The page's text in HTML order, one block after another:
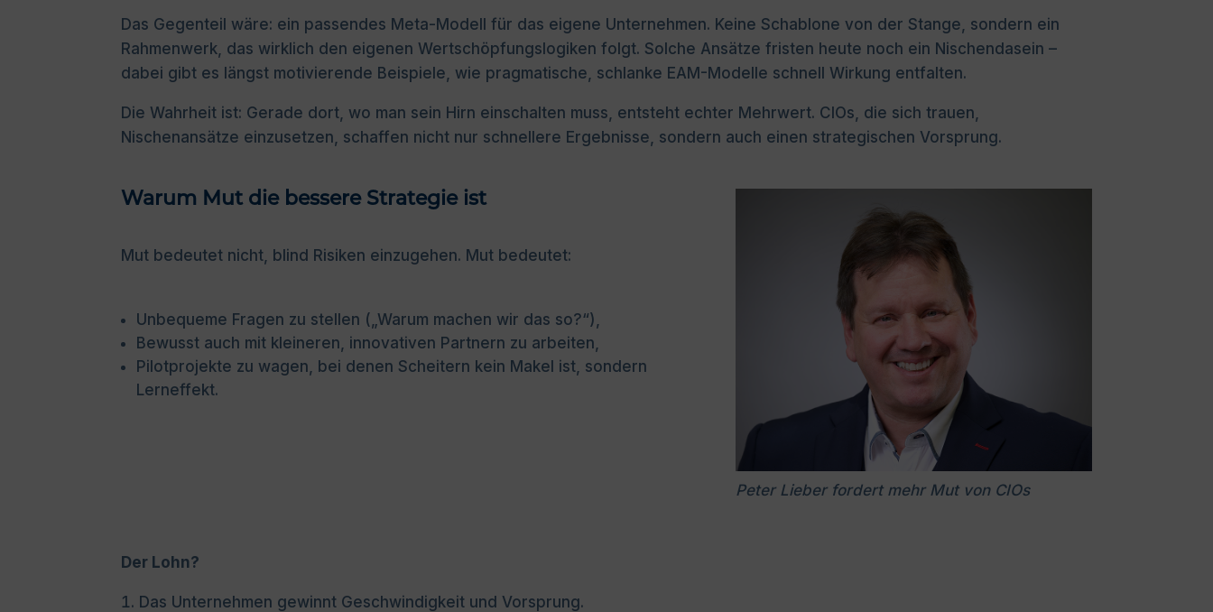
Das Gegenteil wäre: ein passendes Meta-Modell für das eigene Unternehmen. Keine Schablone von der Stange, sondern ein
Rahmenwerk, das wirklich den eigenen Wertschöpfungslogiken folgt. Solche Ansätze fristen heute noch ein Nischendasein –
dabei gibt es längst motivierende Beispiele, wie pragmatische, schlanke EAM-Modelle schnell Wirkung entfalten.
Die Wahrheit ist: Gerade dort, wo man sein Hirn einschalten muss, entsteht echter Mehrwert. CIOs, die sich trauen,
Nischenansätze einzusetzen, schaffen nicht nur schnellere Ergebnisse, sondern auch einen strategischen Vorsprung.
Warum Mut die bessere Strategie ist
Mut bedeutet nicht, blind Risiken einzugehen. Mut bedeutet:
Unbequeme Fragen zu stellen („Warum machen wir das so?“),
Bewusst auch mit kleineren, innovativen Partnern zu arbeiten,
Pilotprojekte zu wagen, bei denen Scheitern kein Makel ist, sondern
Lerneffekt.
Peter Lieber fordert mehr Mut von CIOs
Der Lohn?
Das Unternehmen gewinnt Geschwindigkeit und Vorsprung.